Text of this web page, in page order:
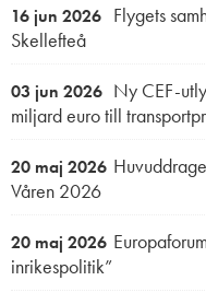
16 jun 2026 Flygets
Skellefteå
03 jun 2026 Ny CEF-
miljard euro till
20 maj 2026
Våren 2026
20 maj 2026
inrikespolitik”